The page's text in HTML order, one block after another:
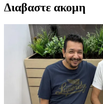
Διαβαστε ακομη